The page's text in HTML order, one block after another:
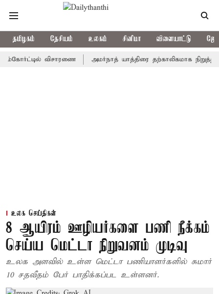
தமிழகம் தேசியம் உலகம் சினிமா விளையாட்டு
விசாரணை அமர்நாத் யாத்திரை தற்காலிகமாக நிறுத்தம்
உலக செய்திகள்
8 ஆயிரம் ஊழியர்களை பணி நீக்கம்
செய்ய மெட்டா நிறுவனம் முடிவு
உலக அளவில் உள்ள மெட்டா பணியாளர்களில் சுமார்
10 சதவீதம் பேர் பாதிக்கப்பட உள்ளனர்.